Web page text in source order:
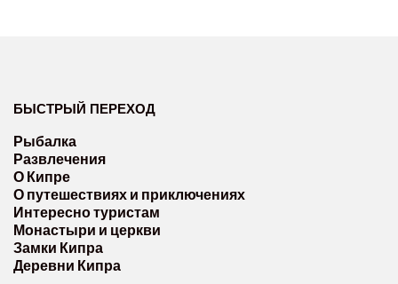
БЫСТРЫЙ ПЕРЕХОД
Рыбалка
Развлечения
О Кипре
О путешествиях и приключениях
Интересно туристам
Монастыри и церкви
Замки Кипра
Деревни Кипра